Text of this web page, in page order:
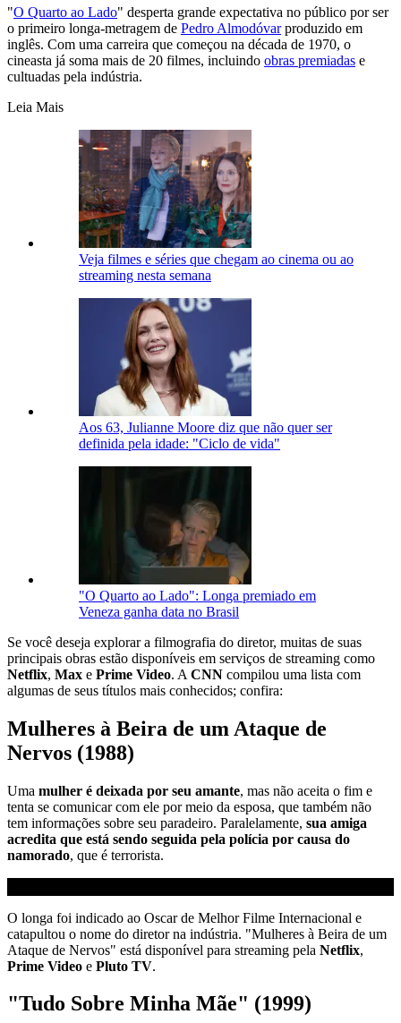
"O Quarto ao Lado" desperta grande expectativa no público por ser
o primeiro longa-metragem de Pedro Almodóvarproduzido em
inglês. Com uma carreira que começou na década de 1970, o
cineasta já soma mais de 20 filmes, incluindo obras premiadas e
cultuadas pela indústria.
Leia Mais
Veja filmes e séries que chegam ao cinema ou ao
streaming nesta semana
Aos 63, Julianne Moore diz que não quer ser
definida pela idade: "Ciclo de vida"
"O Quarto ao Lado": Longa premiado em
Veneza ganha data no Brasil
Se você deseja explorar a filmografia do diretor, muitas de suas
principais obras estão disponíveis em serviços de streaming como
Netflix, Max e Prime Video. A CNN compilou uma lista com
algumas de seus títulos mais conhecidos; confira:
Mulheres à Beira de um Ataque de
Nervos (1988)
Uma mulher é deixada por seu amante, mas não aceita o fim e
tenta se comunicar com ele por meio da esposa, que também não
tem informações sobre seu paradeiro. Paralelamente, sua amiga
acredita que está sendo seguida pela polícia por causa do
namorado, que é terrorista.
O longa foi indicado ao Oscar de Melhor Filme Internacional e
catapultou o nome do diretor na indústria. "Mulheres à Beira de um
Ataque de Nervos" está disponível para streaming pela Netflix,
Prime Video e Pluto TV.
"Tudo Sobre Minha Mãe" (1999)